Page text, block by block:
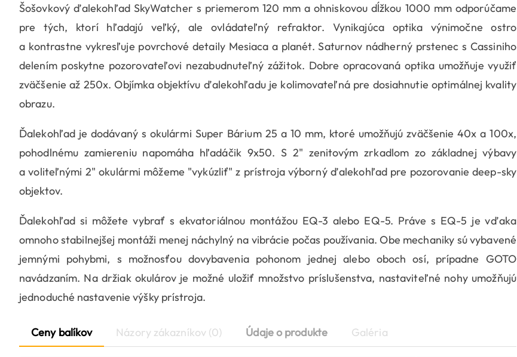
Šošovkový ďalekohľad SkyWatcher s priemerom 120 mm a ohniskovou dĺžkou 1000 mm odporúčame
pre tých, ktorí hľadajú veľký, ale ovládateľný refraktor. Vynikajúca optika výnimočne ostro
a kontrastne vykresľuje povrchové detaily Mesiaca a planét. Saturnov nádherný prstenec s Cassiniho
delením poskytne pozorovateľovi nezabudnuteľný zážitok. Dobre opracovaná optika umožňuje využiť
zväčšenie až 250x. Objímka objektívu ďalekohľadu je kolimovateľná pre dosiahnutie optimálnej kvality
obrazu.
Ďalekohľad je dodávaný s okulármi Super Bárium 25 a 10 mm, ktoré umožňujú zväčšenie 40x a 100x,
pohodlnému zamiereniu napomáha hľadáčik 9x50. S 2" zenitovým zrkadlom zo základnej výbavy
a voliteľnými 2" okulármi môžeme "vykúzliť" z prístroja výborný ďalekohľad pre pozorovanie deep-sky
objektov.
Ďalekohľad si môžete vybrať s ekvatoriálnou montážou EQ-3 alebo EQ-5. Práve s EQ-5 je vďaka
omnoho stabilnejšej montáži menej náchylný na vibrácie počas používania. Obe mechaniky sú vybavené
jemnými pohybmi, s možnosťou dovybavenia pohonom jednej alebo oboch osí, prípadne GOTO
navádzaním. Na držiak okulárov je možné uložiť množstvo príslušenstva, nastaviteľné nohy umožňujú
jednoduché nastavenie výšky prístroja.
Ceny balíkov Názory zákazníkov (0) Údaje o produkte Galéria